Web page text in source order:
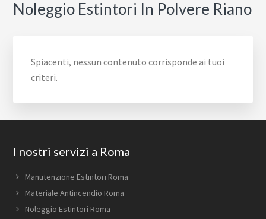
Noleggio Estintori In Polvere Riano
Spiacenti, nessun contenuto corrisponde ai tuoi
criteri.
Footer
I nostri servizi a Roma
Manutenzione Estintori Roma
Materiale Antincendio Roma
Noleggio Estintori Roma